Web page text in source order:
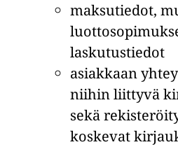
maksutiedot,
laskutustiedot
asiakkaan
niihin liittyvä
sekä
koskevat